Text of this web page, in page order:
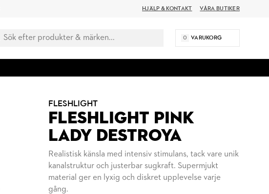
HJÄLP & KONTAKT VÅRA BUTIKER
0 VARUKORG
FLESHLIGHT
FLESHLIGHT PINK
LADY DESTROYA
Realistisk känsla med intensiv stimulans, tack vare unik
kanalstruktur och justerbar sugkraft. Supermjukt
material ger en lyxig och diskret upplevelse varje
gång.